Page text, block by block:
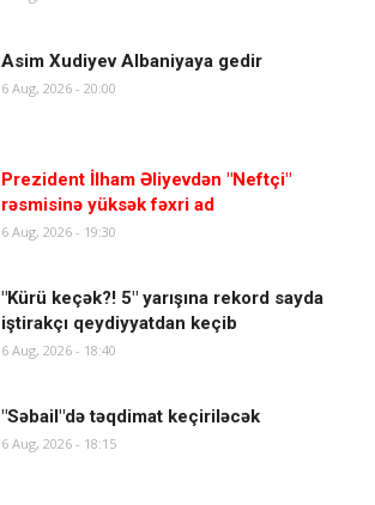
Asim Xudiyev Albaniyaya gedir
6 Aug, 2026 - 20:00
Prezident İlham Əliyevdən "Neftçi"
rəsmisinə yüksək fəxri ad
6 Aug, 2026 - 19:30
"Kürü keçək?! 5" yarışına rekord sayda
iştirakçı qeydiyyatdan keçib
6 Aug, 2026 - 18:40
"Səbail"də təqdimat keçiriləcək
6 Aug, 2026 - 18:15